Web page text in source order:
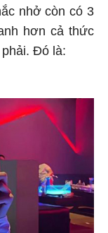
nhở còn có 3
hơn cả thức
Đó là: